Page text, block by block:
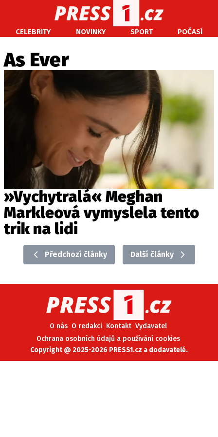
CELEBRITY NOVINKY SPORT POČASÍ
CELEBRITY NOVINKY SPORT POČASÍ
Máte příběh, fotku nebo video?
Pošlete e-mail na PRESS1.cz
O REDAKCI
KONTAKT
VYDAVATEL
As Ever
»Vychytralá« Meghan
Markleová vymyslela tento
trik na lidi
Předchozí články Další články
O nás O redakci Kontakt Vydavatel
Ochrana osobních údajů a používání cookies
Copyright @ 2025-2026 PRESS1.cz a dodavatelé.